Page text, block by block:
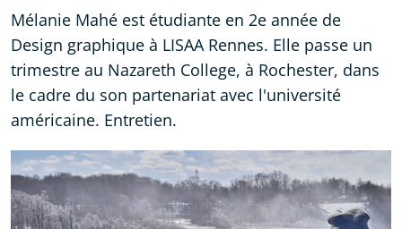
Mélanie Mahé est étudiante en 2e année de
Design graphique à LISAA Rennes. Elle passe un
trimestre au Nazareth College, à Rochester, dans
le cadre du son partenariat avec l'université
américaine. Entretien.